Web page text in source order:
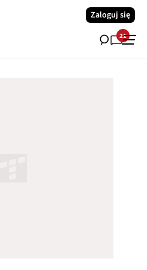
Zaloguj się
21